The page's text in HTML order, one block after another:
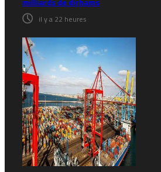
il y a 22 heures